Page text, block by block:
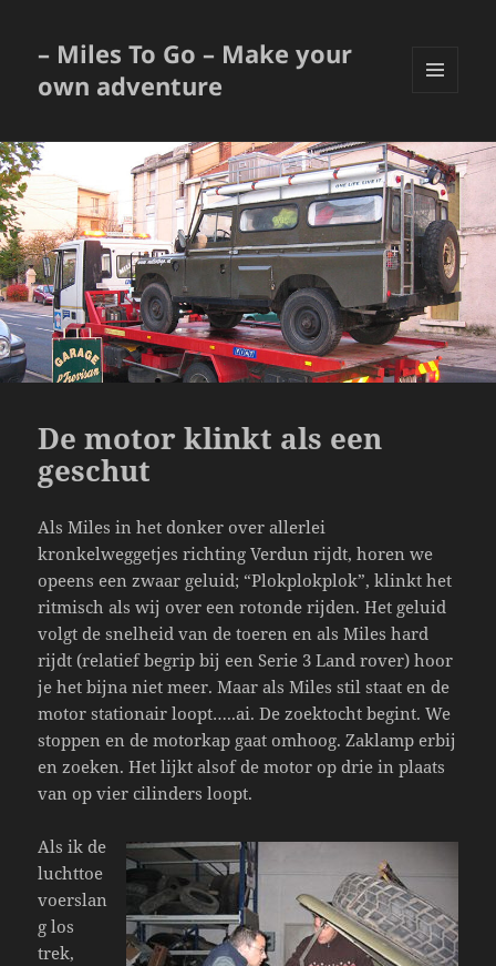
– Miles To Go – Make your
own adventure
WIDGETS
De motor klinkt als een
geschut
Als Miles in het donker over allerlei
kronkelweggetjes richting Verdun rijdt, horen we
opeens een zwaar geluid; “Plokplokplok”, klinkt het
ritmisch als wij over een rotonde rijden. Het geluid
volgt de snelheid van de toeren en als Miles hard
rijdt (relatief begrip bij een Serie 3 Land rover) hoor
je het bijna niet meer. Maar als Miles stil staat en de
motor stationair loopt…..ai. De zoektocht begint. We
stoppen en de motorkap gaat omhoog. Zaklamp erbij
en zoeken. Het lijkt alsof de motor op drie in plaats
van op vier cilinders loopt.
Als ik de
luchttoe
voerslan
g los
trek,